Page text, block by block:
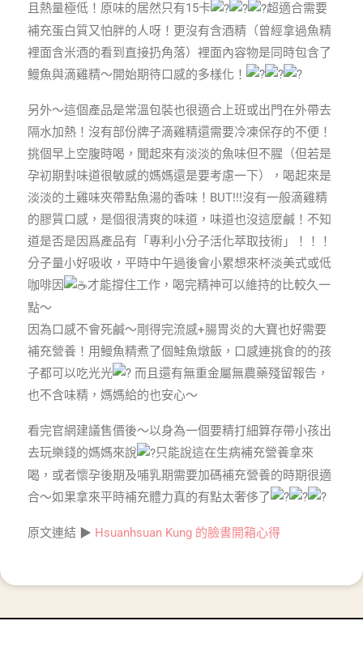
且熱量極低！原味的居然只有15卡
超適合需要
補充蛋白質又怕胖的人呀！更沒有含酒精（曾經拿過魚精
裡面含米酒的看到直接扔角落）裡面內容物是同時包含了
鰻魚與滴雞精～開始期待口感的多樣化！
另外～這個產品是常溫包裝也很適合上班或出門在外帶去
隔水加熱！沒有部份牌子滴雞精還需要冷凍保存的不便！
挑個早上空腹時喝，聞起來有淡淡的魚味但不腥（但若是
孕初期對味道很敏感的媽媽還是要考慮一下），喝起來是
淡淡的土雞味夾帶點魚湯的香味！BUT!!!沒有一般滴雞精
的膠質口感，是個很清爽的味道，味道也沒這麼鹹！不知
道是否是因爲產品有「專利小分子活化萃取技術」！！！
分子量小好吸收，平時中午過後會小累想來杯淡美式或低
咖啡因
才能撐住工作，喝完精神可以維持的比較久一
點～
因為口感不會死鹹～剛得完流感+腸胃炎的大寶也好需要
補充營養！用鰻魚精煮了個鮭魚燉飯，口感連挑食的的孩
子都可以吃光光
而且還有無重金屬無農藥殘留報告，
也不含味精，媽媽給的也安心～
看完官網建議售價後～以身為一個要精打細算存帶小孩出
去玩樂錢的媽媽來說
只能說這在生病補充營養拿來
喝，或者懷孕後期及哺乳期需要加碼補充營養的時期很適
合～如果拿來平時補充體力真的有點太奢侈了
原文連結 ▶ Hsuanhsuan Kung 的臉書開箱心得